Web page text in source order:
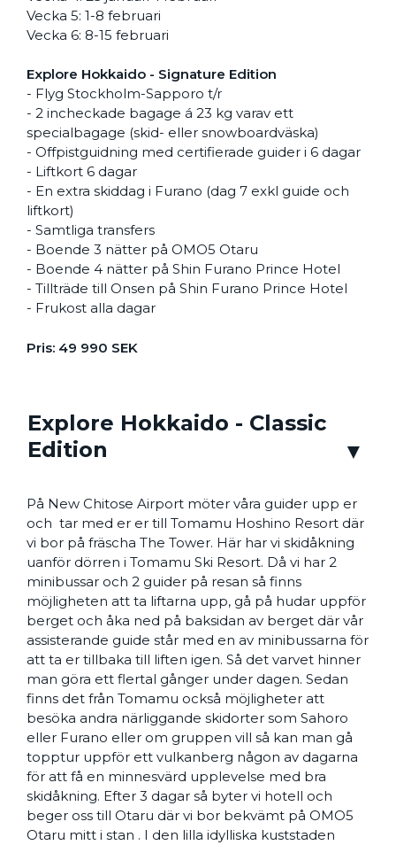
Vecka 5: 1-8 februari
Vecka 6: 8-15 februari
Explore Hokkaido - Signature Edition
- Flyg Stockholm-Sapporo t/r
- 2 incheckade bagage á 23 kg varav ett
specialbagage (skid- eller snowboardväska)
- Offpistguidning med certifierade guider i 6 dagar
- Liftkort 6 dagar
- En extra skiddag i Furano (dag 7 exkl guide och
liftkort)
- Samtliga transfers
- Boende 3 nätter på OMO5 Otaru
- Boende 4 nätter på Shin Furano Prince Hotel
- Tillträde till Onsen på Shin Furano Prince Hotel
- Frukost alla dagar
Pris: 49 990 SEK
Explore Hokkaido - Classic
Edition
På New Chitose Airport möter våra guider upp er
och tar med er er till Tomamu Hoshino Resort där
vi bor på fräscha The Tower. Här har vi skidåkning
uanför dörren i Tomamu Ski Resort. Då vi har 2
minibussar och 2 guider på resan så finns
möjligheten att ta liftarna upp, gå på hudar uppför
berget och åka ned på baksidan av berget där vår
assisterande guide står med en av minibussarna för
att ta er tillbaka till liften igen. Så det varvet hinner
man göra ett flertal gånger under dagen. Sedan
finns det från Tomamu också möjligheter att
besöka andra närliggande skidorter som Sahoro
eller Furano eller om gruppen vill så kan man gå
topptur uppför ett vulkanberg någon av dagarna
för att få en minnesvärd upplevelse med bra
skidåkning. Efter 3 dagar så byter vi hotell och
beger oss till Otaru där vi bor bekvämt på OMO5
Otaru mitt i stan . I den lilla idylliska kuststaden